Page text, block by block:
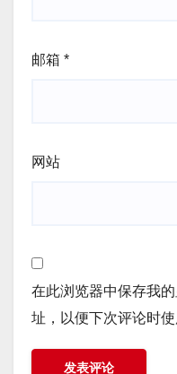
邮箱 *
网站
在此浏览器中保存我
址，以便下次评论时使